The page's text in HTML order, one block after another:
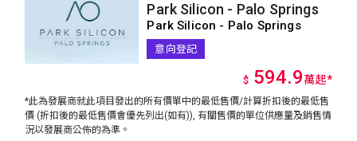
Park Silicon - Palo Springs
Park Silicon - Palo Springs
意向登記
$ 594.9萬起*
*此為發展商就此項目發出的所有價單中的最低售價/計算折扣後的最低售
價 (折扣後的最低售價會優先列出(如有)), 有關售價的單位供應量及銷售情
況以發展商公佈的為準。